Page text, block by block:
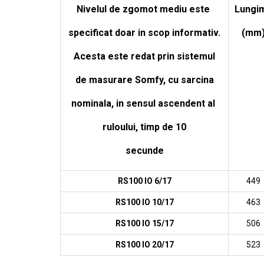
Nivelul de zgomot mediu este
specificat doar in scop informativ.
Acesta este redat prin sistemul
de masurare Somfy, cu sarcina
nominala, in sensul ascendent al
ruloului, timp de 10
secunde
RS100 IO 6/17 449
RS100 IO 10/17 463
RS100 IO 15/17 506
RS100 IO 20/17 523